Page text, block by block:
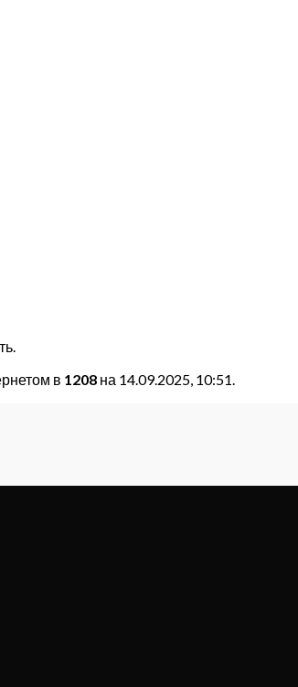
в 1208 на 14.09.2025, 10:51.